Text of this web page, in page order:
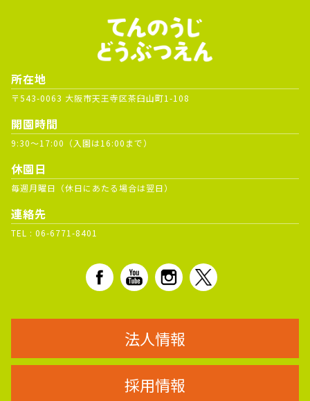
所在地
〒543-0063 大阪市天王寺区茶臼山町1-108
開園時間
9:30～17:00（入園は16:00まで）
休園日
毎週月曜日（休日にあたる場合は翌日）
連絡先
TEL : 06-6771-8401
法人情報
採用情報